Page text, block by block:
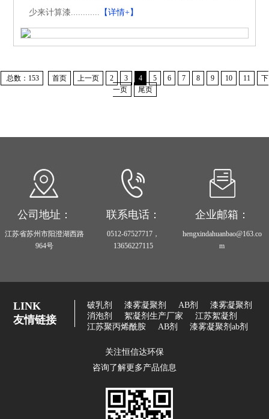
少来计算漆............ 【详情+】
总数：153 首页 上一页 2 3 4 5 6 7 8 9 10 11
下
一页
尾页
公司地址：
江苏省苏州市阳澄湖西路
964号
联系电话：
0512-67527717，
13656227115
企业邮箱：
hengxindahuanbao@163.co
m
LINK
友情链接
破乳剂 漆雾凝聚剂 AB剂
漆雾凝聚剂
消泡剂
絮凝剂生产厂家
江苏絮凝剂
江苏聚丙烯酰胺
AB剂 漆雾凝聚剂ab剂
关注恒信达环保
咨询了解更多产品信息